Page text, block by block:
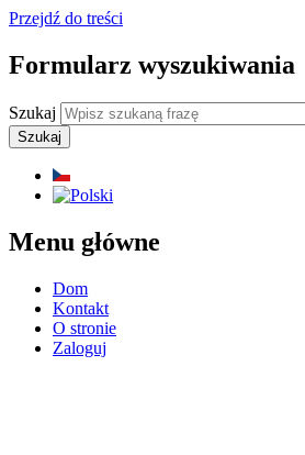
Przejdź do treści
Formularz wyszukiwania
Szukaj
Menu główne
Dom
Kontakt
O stronie
Zaloguj